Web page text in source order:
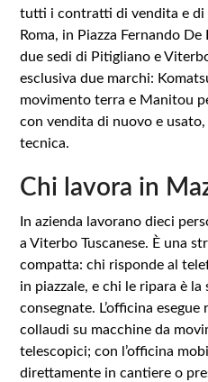
tutti i contratti di vendita e di
Roma, in Piazza Fernando
due sedi di Pitigliano e
esclusiva due marchi:
movimento terra e Manitou
con vendita di nuovo e usato,
tecnica.
Chi lavora in
In azienda lavorano dieci
a Viterbo Tuscanese. È una
compatta: chi risponde al
in piazzale, e chi le ripara è la
consegnate. L’officina
collaudi su macchine da
telescopici; con l’officina
direttamente in cantiere o